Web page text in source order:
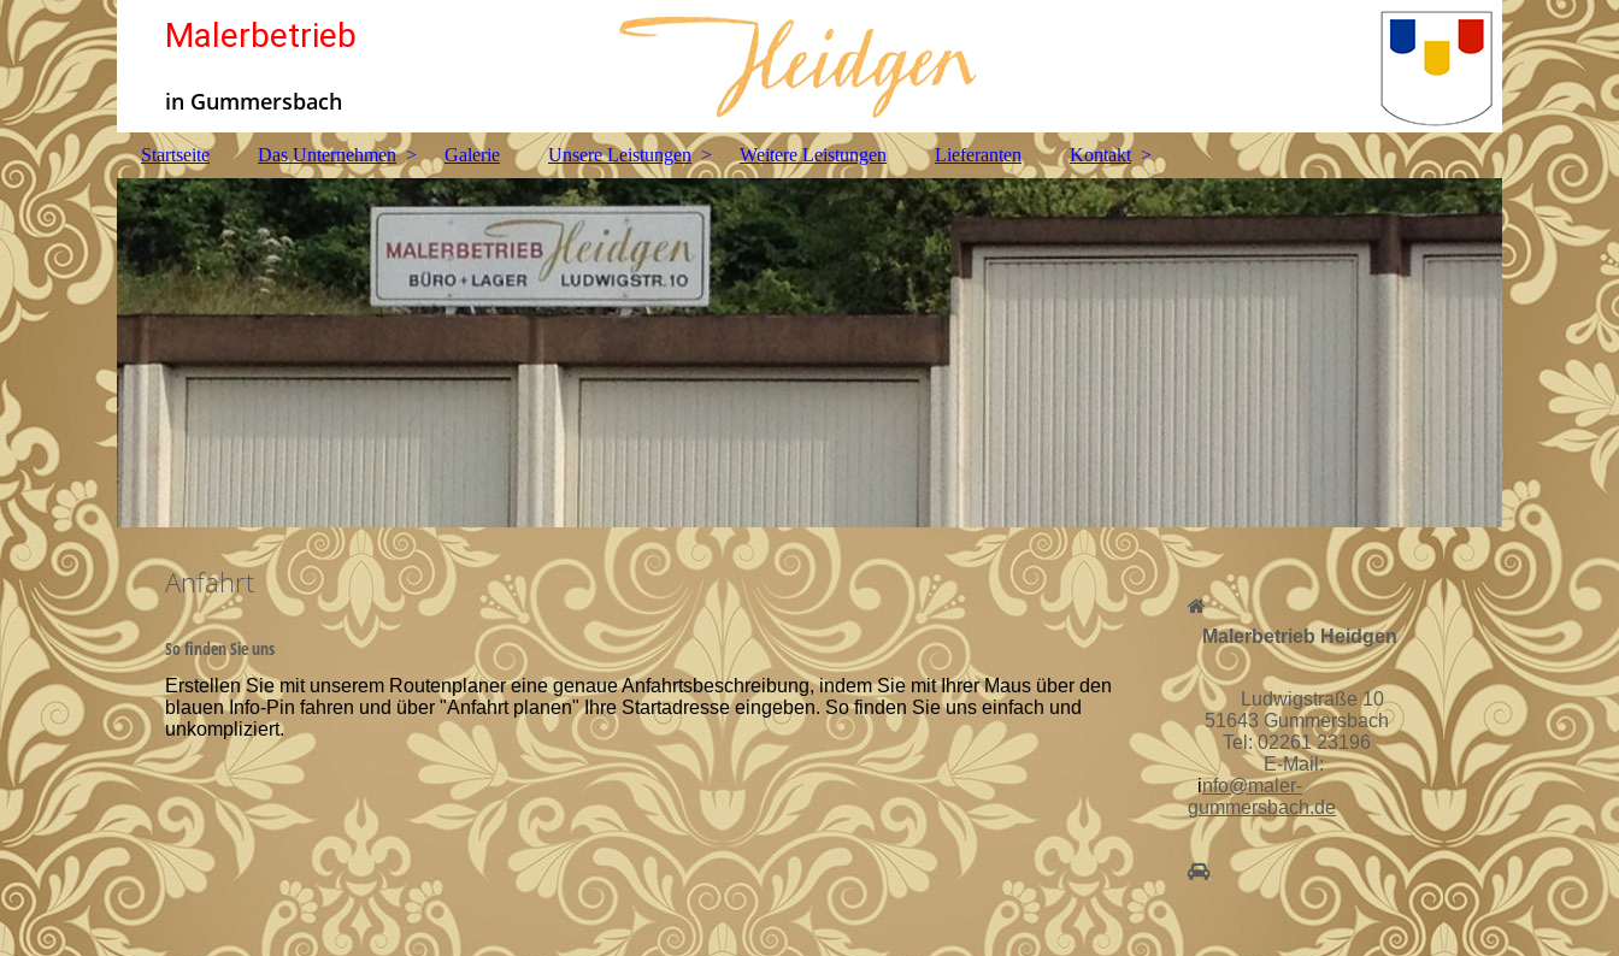
Malerbetrieb
in Gummersbach
Startseite Das Unternehmen Galerie Unsere Leistungen Weitere Leistungen Lieferanten Kontakt
Anfahrt
So finden Sie uns
Erstellen Sie mit unserem Routenplaner eine genaue Anfahrtsbeschreibung, indem Sie mit Ihrer Maus über den
blauen Info-Pin fahren und über "Anfahrt planen" Ihre Startadresse eingeben. So finden Sie uns einfach und
unkompliziert.
Malerbetrieb Heidgen
Ludwigstraße 10
51643 Gummersbach
Tel: 02261 23196
E-Mail:
info@maler-
gummersbach.de